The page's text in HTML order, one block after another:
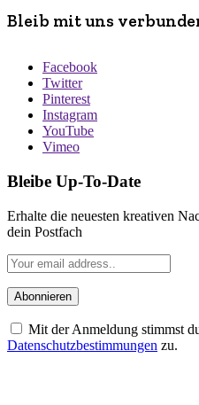
Bleib mit uns
Facebook
Twitter
Pinterest
Instagram
YouTube
Vimeo
Bleibe Up-To-Date
Erhalte die neuesten kreativen
dein Postfach
Mit der Anmeldung stimmst
Datenschutzbestimmungen zu.